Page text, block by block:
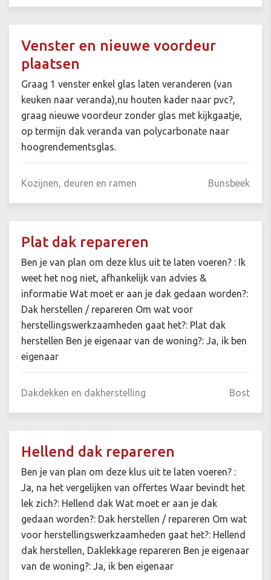
Venster en nieuwe voordeur
plaatsen
Graag 1 venster enkel glas laten veranderen (van
keuken naar veranda),nu houten kader naar pvc?,
graag nieuwe voordeur zonder glas met kijkgaatje,
op termijn dak veranda van polycarbonate naar
hoogrendementsglas.
Kozijnen, deuren en ramen Bunsbeek
Plat dak repareren
Ben je van plan om deze klus uit te laten voeren? : Ik
weet het nog niet, afhankelijk van advies &
informatie Wat moet er aan je dak gedaan worden?:
Dak herstellen / repareren Om wat voor
herstellingswerkzaamheden gaat het?: Plat dak
herstellen Ben je eigenaar van de woning?: Ja, ik ben
eigenaar
Dakdekken en dakherstelling Bost
Hellend dak repareren
Ben je van plan om deze klus uit te laten voeren? :
Ja, na het vergelijken van offertes Waar bevindt het
lek zich?: Hellend dak Wat moet er aan je dak
gedaan worden?: Dak herstellen / repareren Om wat
voor herstellingswerkzaamheden gaat het?: Hellend
dak herstellen, Daklekkage repareren Ben je eigenaar
van de woning?: Ja, ik ben eigenaar